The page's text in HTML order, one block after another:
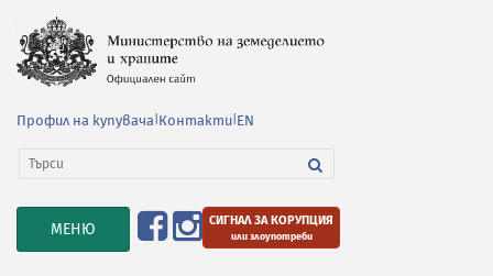
Профил на купувача Контакти EN
TOGGLE
NAVIGATION
МЕНЮ СИГНАЛ ЗА КОРУПЦИЯ
или злоупотреби